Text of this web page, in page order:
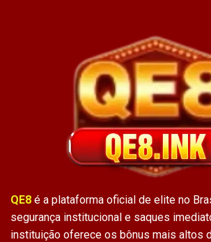
QE8 é a plataforma oficial de elite no
segurança institucional e saques
instituição oferece os bônus mais altos